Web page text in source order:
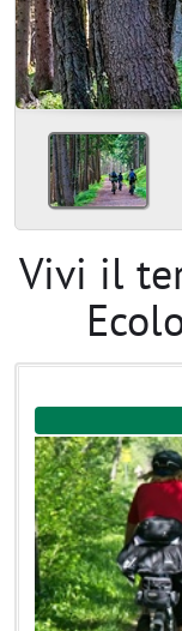
Vivi il